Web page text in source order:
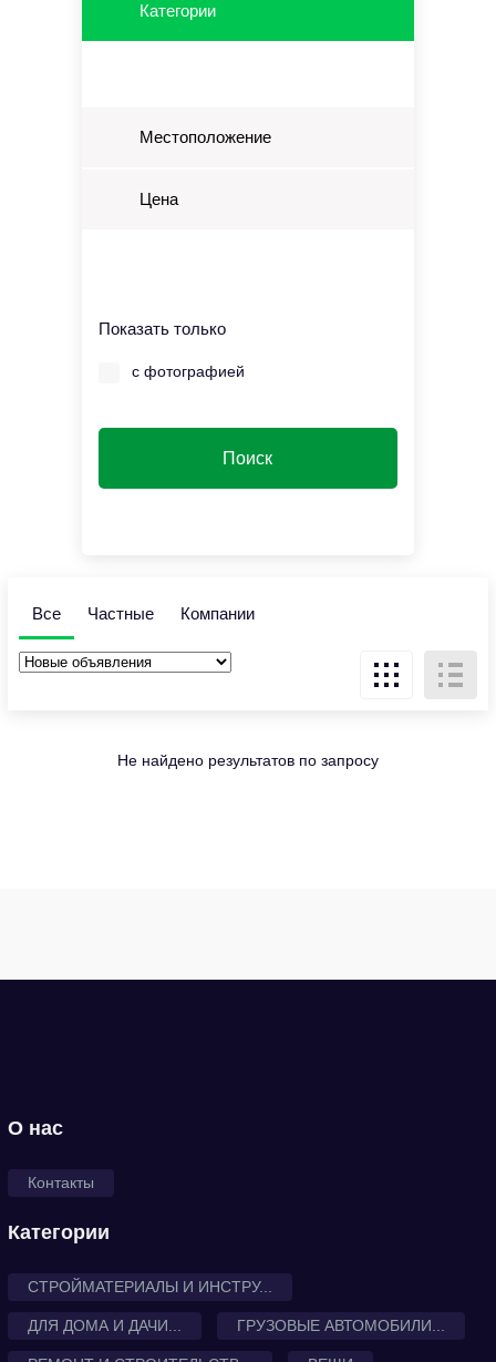
Категории
Местоположение
Цена
Показать только
с фотографией
Все Частные Компании
Не найдено результатов по запросу
О нас
Контакты
Категории
СТРОЙМАТЕРИАЛЫ И ИНСТРУ...
ДЛЯ ДОМА И ДАЧИ... ГРУЗОВЫЕ АВТОМОБИЛИ...